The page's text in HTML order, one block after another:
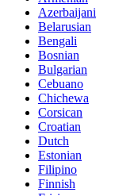
Azerbaijani
Belarusian
Bengali
Bosnian
Bulgarian
Cebuano
Chichewa
Corsican
Croatian
Dutch
Estonian
Filipino
Finnish